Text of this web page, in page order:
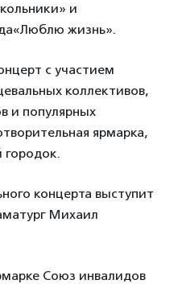
и
жизнь».
с участием
коллективов,
и популярных
ярмарка,
городок.
концерта выступит
Михаил
Союз инвалидов